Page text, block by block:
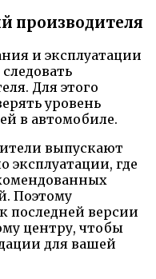
производителя
и эксплуатации
Для этого
уровень
в автомобиле.
выпускают
эксплуатации, где
Поэтому
последней версии
центру, чтобы
для вашей